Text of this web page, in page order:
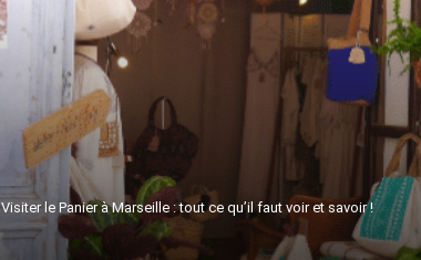
Visiter le Panier à Marseille : tout ce qu’il faut voir et savoir !